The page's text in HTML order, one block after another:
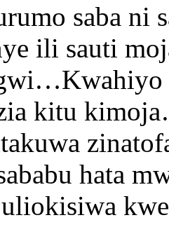
saba ni
ili sauti
kitu
hata